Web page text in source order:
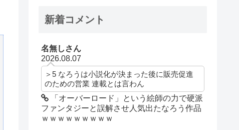
新着コメント
名無しさん
2026.08.07
＞5 なろうは小説化が決まった後に販売促進
のための営業 連載とは言わん
「オーバーロード」という絵師の力で硬派
ファンタジーと誤解させ人気出たなろう作品
ｗｗｗｗｗｗｗｗｗ